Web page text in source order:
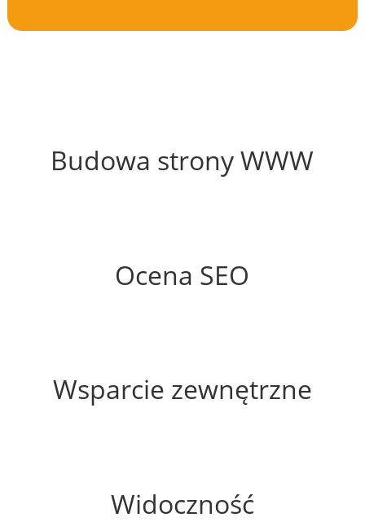
Budowa strony WWW
Ocena SEO
Wsparcie zewnętrzne
Widoczność